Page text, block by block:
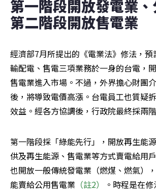
第一階段開放發電業
第二階段開放售電業
經濟部7月所提出的《電業法》修法，預
輸配電、售電三項業務於一身的台電，
售電業進入市場。不過，外界擔心財團
後，將導致電價高漲。台電員工也質疑
效益。經各方協調後，行政院最終採兩
第一階段採「綠能先行」，開放再生能
供及再生能源、售電業等方式賣電給用
也開放一般傳統發電業（燃煤、燃氣）
能賣給公用售電業 （註2）
。時程是在